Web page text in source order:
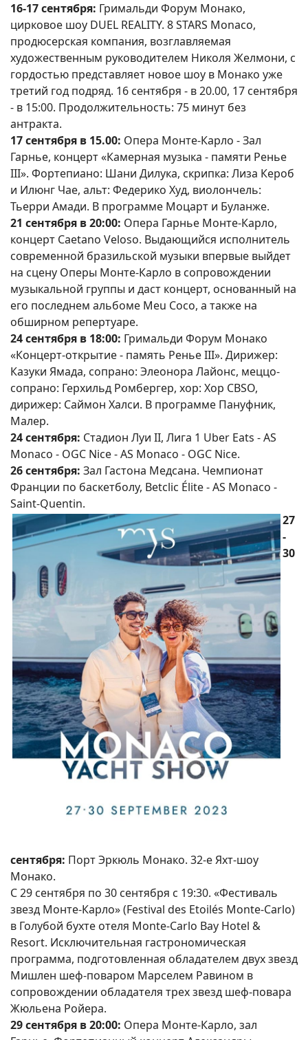
16-17 сентября: Гримальди Форум Монако,
цирковое шоу DUEL REALITY. 8 STARS Monaco,
продюсерская компания, возглавляемая
художественным руководителем Николя Желмони, с
гордостью представляет новое шоу в Монако уже
третий год подряд. 16 сентября - в 20.00, 17 сентября
- в 15:00. Продолжительность: 75 минут без
антракта.
17 сентября в 15.00: Опера Монте-Карло - Зал
Гарнье, концерт «Камерная музыка - памяти Ренье
III». Фортепиано: Шани Дилука, скрипка: Лиза Кероб
и Илюнг Чае, альт: Федерико Худ, виолончель:
Тьерри Амади. В программе Моцарт и Буланже.
21 сентября в 20:00: Опера Гарнье Монте-Карло,
концерт Caetano Veloso. Выдающийся исполнитель
современной бразильской музыки впервые выйдет
на сцену Оперы Монте-Карло в сопровождении
музыкальной группы и даст концерт, основанный на
его последнем альбоме Meu Coco, а также на
обширном репертуаре.
24 сентября в 18:00: Гримальди Форум Монако
«Концерт-открытие - память Ренье III». Дирижер:
Казуки Ямада, сопрано: Элеонора Лайонс, меццо-
сопрано: Герхильд Ромбергер, хор: Хор CBSO,
дирижер: Саймон Халси. В программе Пануфник,
Малер.
24 сентября: Стадион Луи II, Лига 1 Uber Eats - AS
Monaco - OGC Nice - AS Monaco - OGC Nice.
26 сентября: Зал Гастона Медсана. Чемпионат
Франции по баскетболу, Betclic Élite - AS Monaco -
Saint-Quentin.
27
-
30
сентября: Порт Эркюль Монако. 32-е Яхт-шоу
Монако.
С 29 сентября по 30 сентября с 19:30. «Фестиваль
звезд Монте-Карло» (Festival des Etoilés Monte-Carlo)
в Голубой бухте отеля Monte-Carlo Bay Hotel &
Resort. Исключительная гастрономическая
программа, подготовленная обладателем двух звезд
Мишлен шеф-поваром Марселем Равином в
сопровождении обладателя трех звезд шеф-повара
Жюльена Ройера.
29 сентября в 20:00: Опера Монте-Карло, зал